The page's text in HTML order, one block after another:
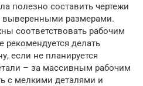
полезно составить чертежи
выверенными размерами.
соответствовать рабочим
делать
если не планируется
– за массивным рабочим
с мелкими деталями и